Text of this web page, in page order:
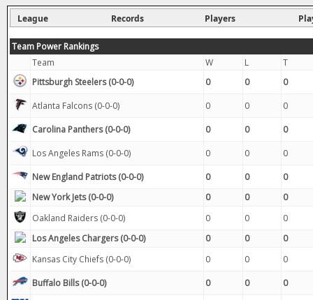
League Records Players
Team Power Rankings
Team
W L
T
Pittsburgh Steelers (0-0-0)
0 0
0
Atlanta Falcons (0-0-0)
0 0
0
Carolina Panthers (0-0-0)
0 0
0
Los Angeles Rams (0-0-0)
0 0
0
New England Patriots (0-0-0)
0 0
0
New York Jets (0-0-0)
0 0
0
Oakland Raiders (0-0-0)
0 0
0
Los Angeles Chargers (0-0-0)
0 0
0
Kansas City Chiefs (0-0-0)
0 0
0
Buffalo Bills (0-0-0)
0 0
0